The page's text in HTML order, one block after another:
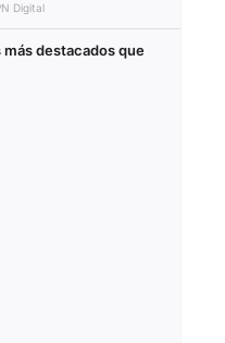
Digital
más destacados que